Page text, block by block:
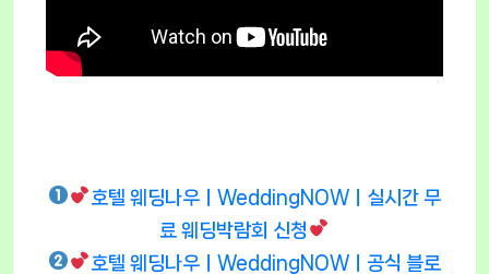
호텔 웨딩나우ㅣWeddingNOWㅣ실시간 무
료 웨딩박람회 신청
호텔 웨딩나우ㅣWeddingNOWㅣ공식 블로